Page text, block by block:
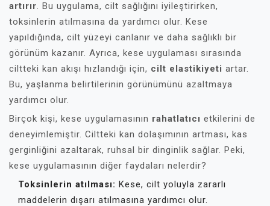
artırır. Bu uygulama, cilt sağlığını iyileştirirken,
toksinlerin atılmasına da yardımcı olur. Kese
yapıldığında, cilt yüzeyi canlanır ve daha sağlıklı bir
görünüm kazanır. Ayrıca, kese uygulaması sırasında
ciltteki kan akışı hızlandığı için, cilt elastikiyeti artar.
Bu, yaşlanma belirtilerinin görünümünü azaltmaya
yardımcı olur.
Birçok kişi, kese uygulamasının rahatlatıcı etkilerini de
deneyimlemiştir. Ciltteki kan dolaşımının artması, kas
gerginliğini azaltarak, ruhsal bir dinginlik sağlar. Peki,
kese uygulamasının diğer faydaları nelerdir?
Toksinlerin atılması: Kese, cilt yoluyla zararlı
maddelerin dışarı atılmasına yardımcı olur.